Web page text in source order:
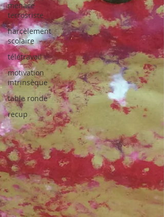
menace
terrosriste
harcèlement
scolaire
télétravail
motivation
intrinsèque
table ronde
recup